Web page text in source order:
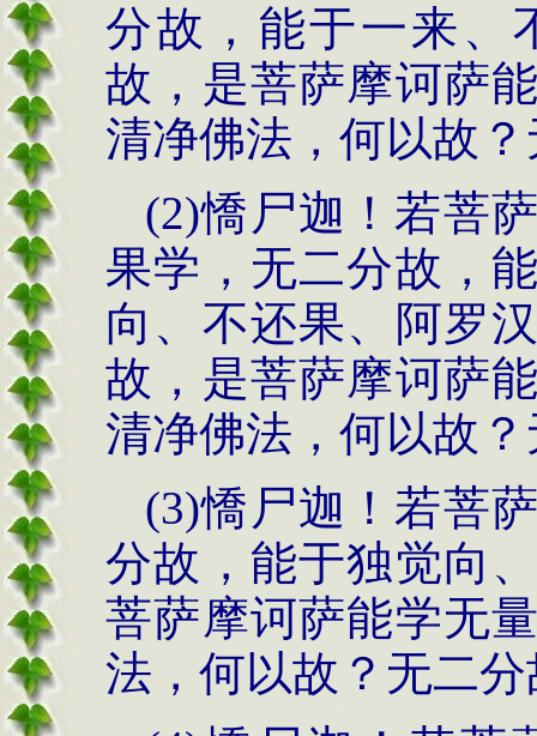
分故，能于一来、
故，是菩萨摩诃萨
清净佛法，何以故
(2)憍尸迦！若菩
果学，无二分故，
向、不还果、阿罗
故，是菩萨摩诃萨
清净佛法，何以故
(3)憍尸迦！若菩
分故，能于独觉向
菩萨摩诃萨能学无
法，何以故？无二